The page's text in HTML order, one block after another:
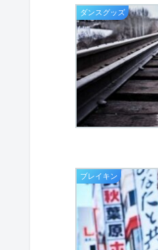
ダンスグッズ
ブレイキン